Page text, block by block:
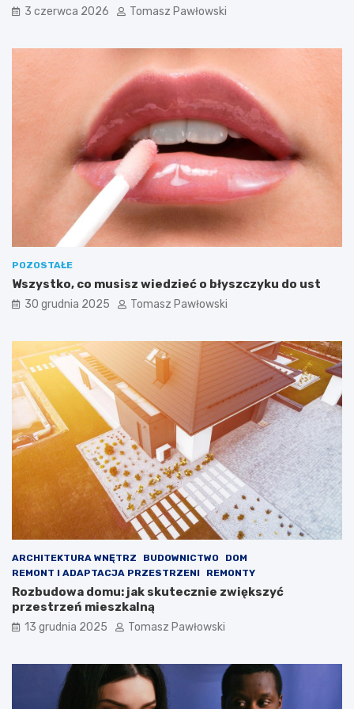
a
c
l
a
P
l
a
f
f
3 czerwca 2026 Tomasz Pawłowski
POZOSTAŁE
Wszystko, co musisz wiedzieć o błyszczyku do ust
30 grudnia 2025 Tomasz Pawłowski
ARCHITEKTURA WNĘTRZ BUDOWNICTWO
DOM
REMONT I ADAPTACJA PRZESTRZENI
REMONTY
Rozbudowa domu: jak skutecznie zwiększyć
przestrzeń mieszkalną
13 grudnia 2025 Tomasz Pawłowski